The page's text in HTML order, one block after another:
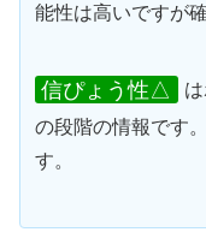
能性は高いですが
信ぴょう性△
の段階の情報です
す。